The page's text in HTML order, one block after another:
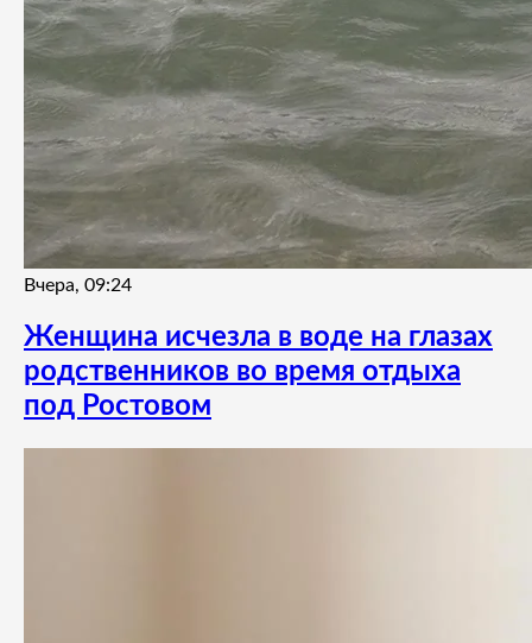
Вчера, 09:24
Женщина исчезла в воде на глазах
родственников во время отдыха
под Ростовом